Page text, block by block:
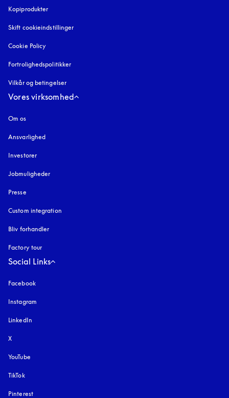
Kopiprodukter
Skift cookieindstillinger
Cookie Policy
Fortrolighedspolitikker
Vilkår og betingelser
Vores virksomhed
Om os
Ansvarlighed
Investorer
Jobmuligheder
Presse
Custom integration
Bliv forhandler
Factory tour
Social Links
Facebook
Instagram
LinkedIn
X
YouTube
TikTok
Pinterest